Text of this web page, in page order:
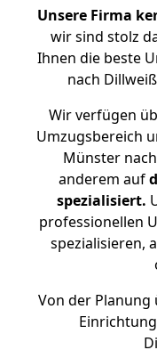
Unsere Firma
wir sind stolz
Ihnen die beste
nach
Wir verfügen
Umzugsbereich
Münster
anderem auf
spezialisiert.
professionellen
spezialisieren,
Von der